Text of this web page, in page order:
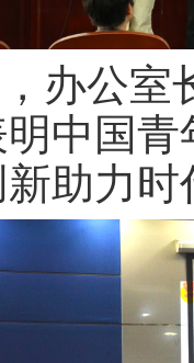
办公室
中国
助力